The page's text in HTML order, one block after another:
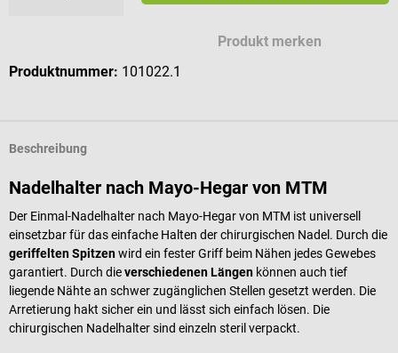
Produkt merken
Produktnummer: 101022.1
Beschreibung
Nadelhalter nach Mayo-Hegar von MTM
Der Einmal-Nadelhalter nach Mayo-Hegar von MTM ist universell
einsetzbar für das einfache Halten der chirurgischen Nadel. Durch die
geriffelten Spitzenwird ein fester Griff beim Nähen jedes Gewebes
garantiert. Durch dieverschiedenen Längen können auch tief
liegende Nähte an schwer zugänglichen Stellen gesetzt werden. Die
Arretierung hakt sicher ein und lässt sich einfach lösen. Die
chirurgischen Nadelhalter sind einzeln steril verpackt.